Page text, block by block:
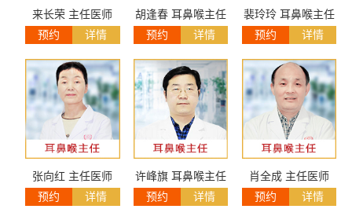
来长荣 主任医师
预约
详情
胡逢春 耳鼻喉主任
预约
详情
裴玲玲 耳鼻喉主任
预约
详情
张向红 主任医师
预约
详情
许峰旗 耳鼻喉主任
预约
详情
肖全成 主任医师
预约
详情